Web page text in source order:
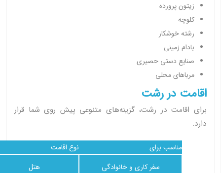
زیتون پرورده
کلوچه
رشته خوشکار
بادام زمینی
صنایع دستی حصیری
مرباهای محلی
اقامت در رشت
برای اقامت در رشت، گزینه‌های متنوعی پیش روی شما قرار
دارد.
نوع اقامت
مناسب برای
هتل
سفر کاری و خانوادگی